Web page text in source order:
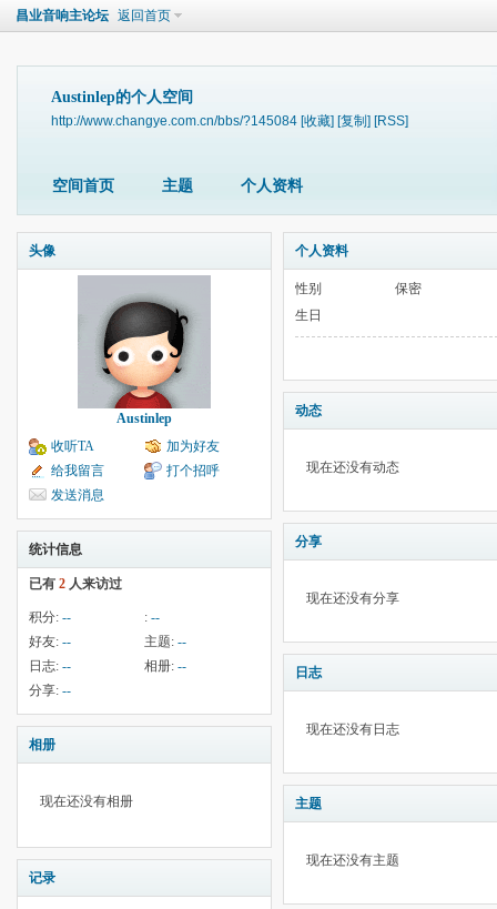
昌业音响主论坛 返回首页
Austinlep的个人空间
http://www.changye.com.cn/bbs/?145084 [收藏] [复制] [RSS]
空间首页 主题 个人资料
头像
Austinlep
收听TA
加为好友
给我留言
打个招呼
发送消息
统计信息
已有 2 人来访过
积分: -- : --
好友: -- 主题: --
日志: -- 相册: --
分享: --
相册
现在还没有相册
记录
个人资料
性别
保密
生日
动态
现在还没有动态
分享
现在还没有分享
日志
现在还没有日志
主题
现在还没有主题